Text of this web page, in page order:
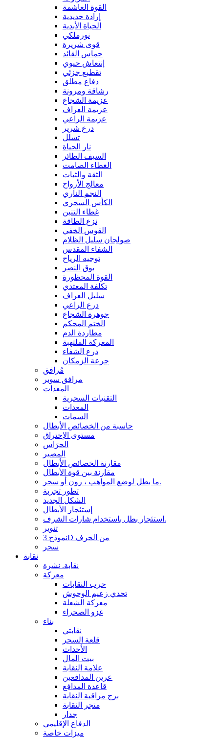
القوة الغاشمة
إرادة حديدية
الحياة الأبدية
نورملكي
قوى شريرة
حماس القائد
إنتعاش حيوي
تقطيع جزئي
دفاع مطلق
رشاقة ومرونة
عزيمة الشجاع
عزيمة العراف
عزيمة الراعي
درع شرير
تسلل
نار الحياة
السيف الطائر
الغطاء الصامت
الثقة والثبات
معالج الأرواح
النجم الناري
الكأس السحري
غطاء التنين
نزع الطاقة
القوس الخفي
صولجان سليل الظلام
الشفاء المقدس
توجيه الرياح
بوق النصر
القوة المحظورة
تكلفة المعتدي
سليل العراف
درع الراعي
جوهرة الشجاع
الختم المحكم
مطاردة الدم
المعركة الملتهبة
درع الشفاء
جرعة الزمكان
مُرافق
مرافق سوبر
المعدات
التقنيات السحرية
المعدات
السمات
حاسبة من الخصائص الأبطال
مستوى الإختراق
الحرَاس
المصير
مقارنة الخصائص الأبطال
مقارنة بين قوة الأبطال
ما بطل لوضع المواهب ، رون أو سحر.
تطور تجربة
الشكل الجديد
إستئجار الأبطال
استئجار بطل باستخدام شارات الشرف.
تنوير
نموذج 3D من الحرف
سحر
نقابة
نقابة. نشرة
معركة
حرب النقابات
تحدي زعيم الوحوش
معركة الشعلة
غزو الصحراء
بناء
نقابتي
قلعة السحر
الأحداث
بيت المال
علامة النقابة
عرين المدافعين
قاعدة المدافع
برج مراقبة النقابة
متجر النقابة
جدار
الدفاع الإقليمي
ميزات خاصة